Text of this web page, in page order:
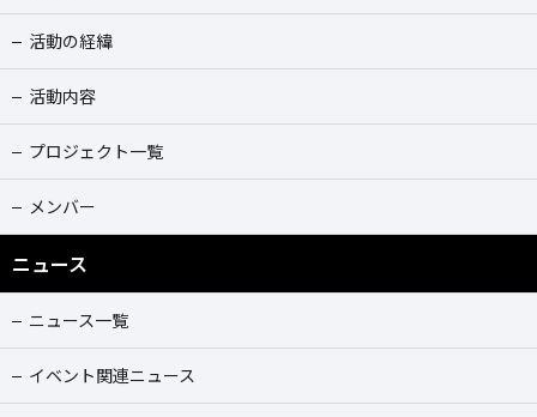
活動の経緯
活動内容
プロジェクト一覧
メンバー
ニュース
ニュース一覧
イベント関連ニュース